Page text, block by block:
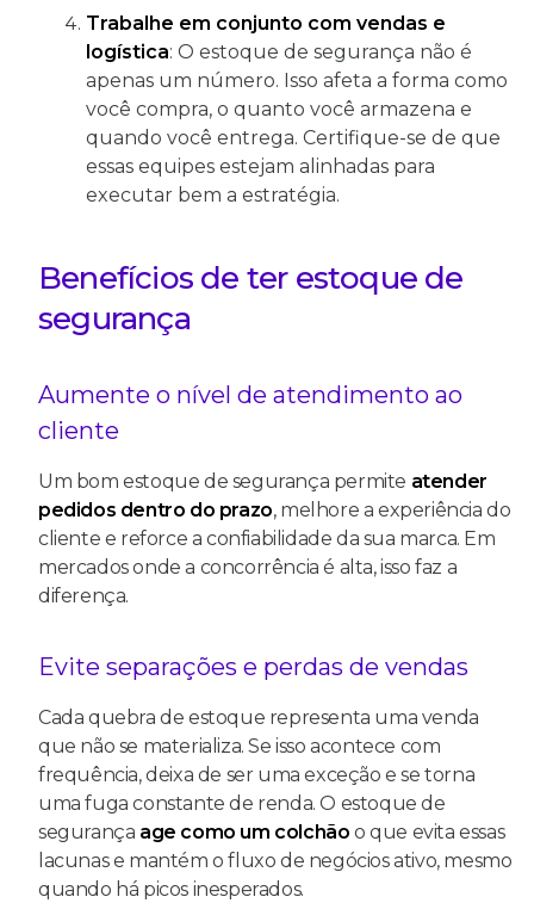
Trabalhe em conjunto com vendas e
logística: O estoque de segurança não é
apenas um número. Isso afeta a forma como
você compra, o quanto você armazena e
quando você entrega. Certifique-se de que
essas equipes estejam alinhadas para
executar bem a estratégia.
Benefícios de ter estoque de
segurança
Aumente o nível de atendimento ao
cliente
Um bom estoque de segurança permite atender
pedidos dentro do prazo, melhore a experiência do
cliente e reforce a confiabilidade da sua marca. Em
mercados onde a concorrência é alta, isso faz a
diferença.
Evite separações e perdas de vendas
Cada quebra de estoque representa uma venda
que não se materializa. Se isso acontece com
frequência, deixa de ser uma exceção e se torna
uma fuga constante de renda. O estoque de
segurança age como um colchão o que evita essas
lacunas e mantém o fluxo de negócios ativo, mesmo
quando há picos inesperados.